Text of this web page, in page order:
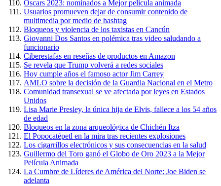
Oscars 2023: nominados a Mejor película animada
Usuarios promueven dejar de consumir contenido de
multimedia por medio de hashtag
Bloqueos y violencia de los taxistas en Cancún
Giovanni Dos Santos en polémica tras video saludando a
funcionario
Ciberestafas en reseñas de productos en Amazon
Se revela que Trump volverá a redes sociales
Hoy cumple años el famoso actor Jim Carrey
AMLO sobre la decisión de la Guardia Nacional en el Metro
Comunidad transexual se ve afectada por leyes en Estados
Unidos
Lisa Marie Presley, la única hija de Elvis, fallece a los 54 años
de edad
Bloqueos en la zona arqueológica de Chichén Itza
El Popocatépetl en la mira tras recientes explosiones
Los cigarrillos electrónicos y sus consecuencias en la salud
Guillermo del Toro ganó el Globo de Oro 2023 a la Mejor
Película Animada
La Cumbre de Líderes de América del Norte: Joe Biden se
adelanta